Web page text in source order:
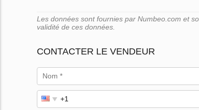
Les données sont fournies par Numbeo.com et
validité de ces données.
CONTACTER LE VENDEUR